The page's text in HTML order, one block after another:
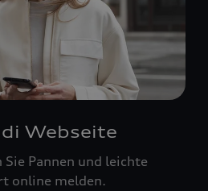
Webseite
Pannen und leichte
online melden.